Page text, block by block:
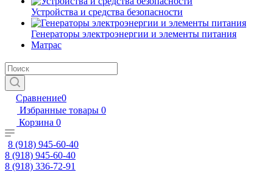
Устройства и средства безопасности
Генераторы электроэнергии и элементы питания
Матрас
Сравнение0
Избранные товары 0
Корзина 0
8 (918) 945-60-40
8 (918) 945-60-40
8 (918) 336-72-91